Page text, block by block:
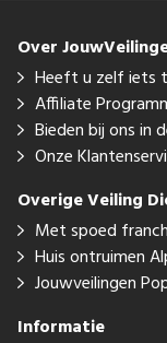
Over
Heeft u zelf iets
Affiliate
Bieden bij ons in
Onze
Overige Veiling
Met spoed
Huis ontruimen
Jouwveilingen
Informatie